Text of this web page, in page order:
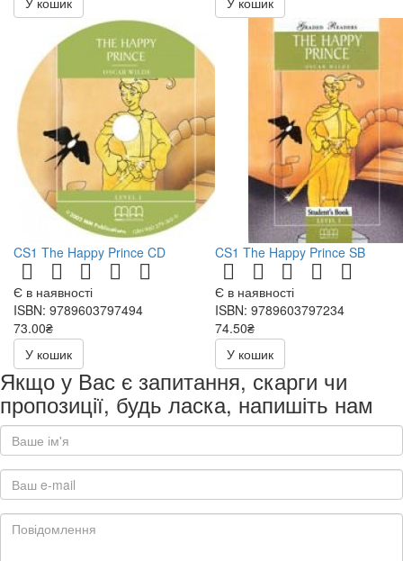
CS1 The Happy Prince CD
Є в наявності
ISBN: 9789603797494
73.00₴
146.00₴
У кошик
CS1 The Happy Prince SB
Є в наявності
ISBN: 9789603797234
74.50₴
149.00₴
У кошик
Якщо у Вас є запитання, скарги чи
пропозиції, будь ласка, напишіть нам